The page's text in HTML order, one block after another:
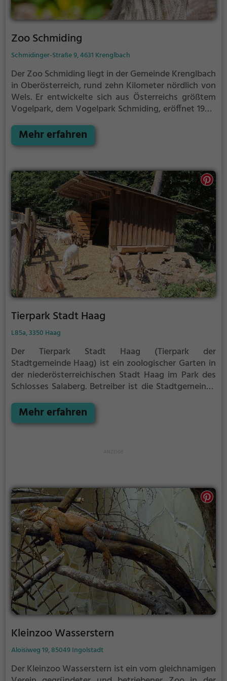
Zoo Schmiding
Schmidinger-Straße 9, 4631 Krenglbach
Der Zoo Schmiding liegt in der Gemeinde Krenglbach
in Oberösterreich, rund zehn Kilometer nördlich von
Wels. Er entwickelte sich aus Österreichs größtem
Vogelpark, dem Vogelpark Schmiding, eröffnet 1982.
Hektar die Tierwelt verschiedener Regionen der Erde.
Entlang des 4 km langen Rundgangs trifft der
Breitmaulnashörner, Krokodile, Rote Pandas,
Österreichs einzige Gorillas, Sibirische Tiger, Faultiere
und exotische Vögel.
Mehr erfahren
Tierpark Stadt Haag
L85a, 3350 Haag
Der Tierpark Stadt Haag (Tierpark der
Stadtgemeinde Haag) ist ein zoologischer Garten in
der niederösterreichischen Stadt Haag im Park des
Schlosses Salaberg. Betreiber ist die Stadtgemeinde
die von heimischen Tieren wie Eichhörnchen oder
Eulen bis zu nicht heimischen Raubtierarten wie
leben.
Mehr erfahren
Kleinzoo Wasserstern
Aloisiweg 19, 85049 Ingolstadt
Der Kleinzoo Wasserstern ist ein vom gleichnamigen